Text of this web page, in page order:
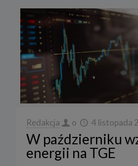
Redakcja o 4 listopada
W październiku
energii na TGE